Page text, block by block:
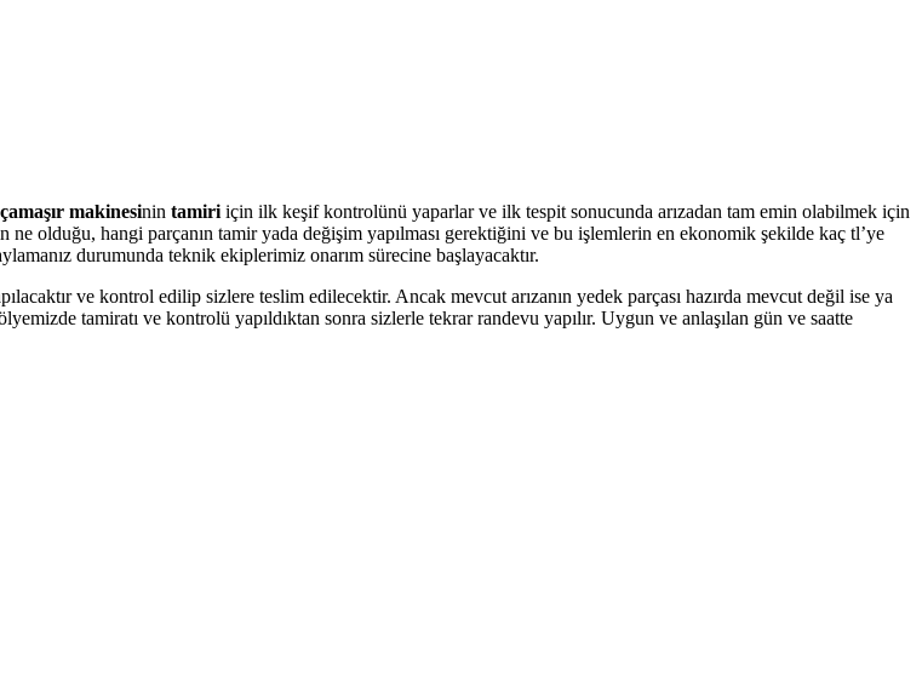
çamaşır makinesinin tamiri için ilk keşif kontrolünü yaparlar ve ilk tespit sonucunda arızadan tam emin olabilmek için
ne olduğu, hangi parçanın tamir yada değişim yapılması gerektiğini ve bu işlemlerin en ekonomik şekilde kaç tl’ye
durumunda teknik ekiplerimiz onarım sürecine başlayacaktır.
ve kontrol edilip sizlere teslim edilecektir. Ancak mevcut arızanın yedek parçası hazırda mevcut değil ise ya
tamiratı ve kontrolü yapıldıktan sonra sizlerle tekrar randevu yapılır. Uygun ve anlaşılan gün ve saatte